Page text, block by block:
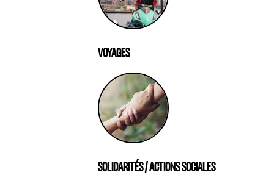
VOYAGES
SOLIDARITÉS / ACTIONS SOCIALES